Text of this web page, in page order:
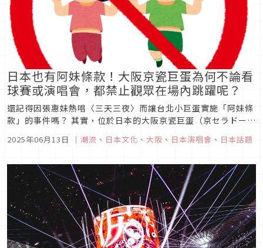
日本也有阿妹條款！大阪京瓷巨蛋為何不論看
球賽或演唱會，都禁止觀眾在場內跳躍呢？
還記得因張惠妹熱唱〈三天三夜〉而讓台北小巨蛋實施「阿妹條
款」的事件嗎？ 其實，位於日本的大阪京瓷巨蛋（京セラドーム
大阪）也有全面禁止觀眾跳躍的特殊規定。為什麼大阪京瓷巨蛋
會禁止跳躍呢？就由編輯部帶你深入原因！
2025年06月13日 ｜ 潮流 、 日本文化 、 大阪 、 日本演唱會 、 日本話題